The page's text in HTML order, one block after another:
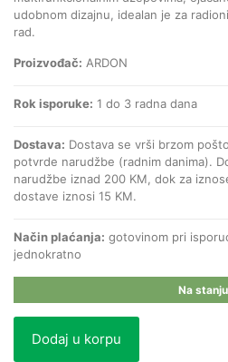
udobnom dizajnu, idealan je za
rad.
Proizvođač: ARDON
Rok isporuke: 1 do 3 radna dana
Dostava: Dostava se vrši brzom
potvrde narudžbe (radnim danima).
narudžbe iznad 200 KM, dok za
dostave iznosi 15 KM.
Način plaćanja: gotovinom pri
jednokratno
Na stanju
Dodaj u korpu